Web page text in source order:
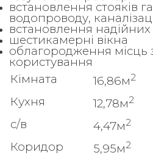
встановлення стояків
водопроводу,
встановлення
шестикамерні вікна
облагородження місць
користування
Кімната
16,86м2
Кухня 12,78м2
с/в 4,47м2
Коридор 5,95м2